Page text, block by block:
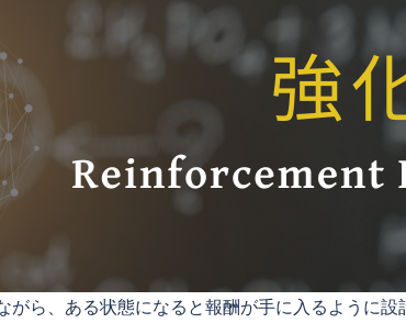
ら、ある状態になると報酬が手に入るように